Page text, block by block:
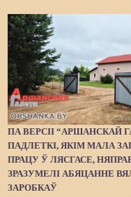
ПА ВЕРСІІ “АРШАНСКАЙ
ПАДЛЕТКІ, ЯКІМ МАЛА
ПРАЦУ Ў ЛЯСГАСЕ,
ЗРАЗУМЕЛІ АБЯЦАННЕ
ЗАРОБКАЎ